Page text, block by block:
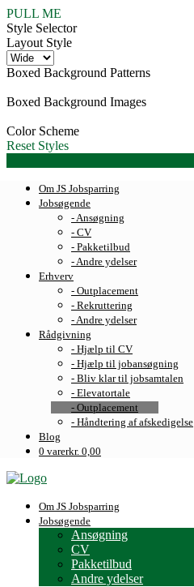
PULL ME
Style Selector
Layout Style
Boxed Background Patterns
Boxed Background Images
Color Scheme
Reset Styles
Om JS Jobsparring
Jobsøgende
- Ansøgning
- CV
- Pakketilbud
- Andre ydelser
Erhverv
- Outplacement
- Rekruttering
- Andre ydelser
Rådgivning
- Hjælp til CV
- Hjælp til jobansøgning
- Bliv klar til jobsamtalen
- Elevatortale
- Outplacement
- Håndtering af afskedigelse
Blog
0 varerkr. 0,00
Om JS Jobsparring
Jobsøgende
Ansøgning
CV
Pakketilbud
Andre ydelser